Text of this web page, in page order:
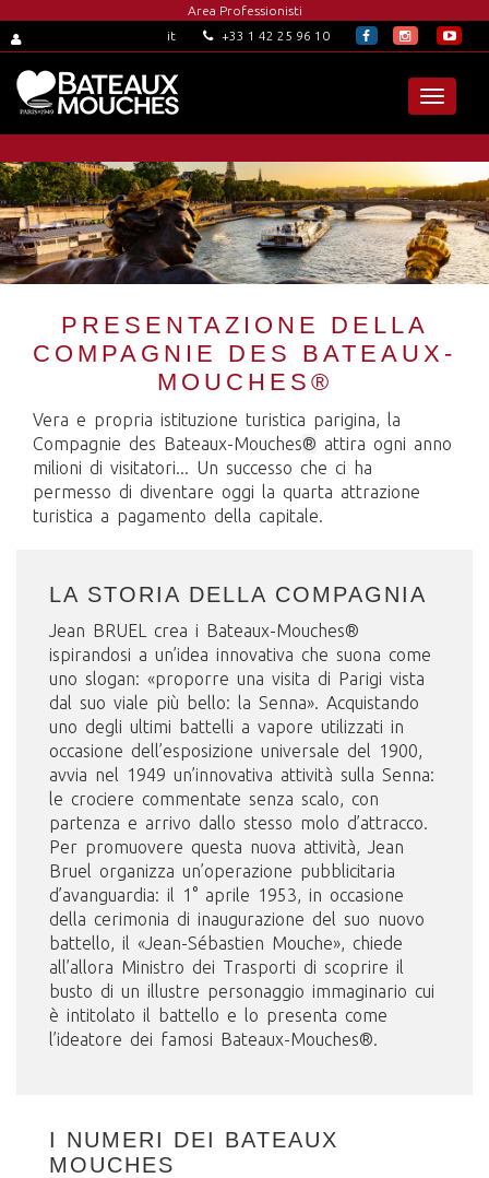
Area Professionisti
it
+33 1 42 25 96 10
Toggle
PRESENTAZIONE DELLA
COMPAGNIE DES BATEAUX-
MOUCHES®
Vera e propria istituzione turistica parigina, la
Compagnie des Bateaux-Mouches® attira ogni anno
milioni di visitatori... Un successo che ci ha
permesso di diventare oggi la quarta attrazione
turistica a pagamento della capitale.
LA STORIA DELLA COMPAGNIA
Jean BRUEL crea i Bateaux-Mouches®
ispirandosi a un’idea innovativa che suona come
uno slogan: «proporre una visita di Parigi vista
dal suo viale più bello: la Senna». Acquistando
uno degli ultimi battelli a vapore utilizzati in
occasione dell’esposizione universale del 1900,
avvia nel 1949 un’innovativa attività sulla Senna:
le crociere commentate senza scalo, con
partenza e arrivo dallo stesso molo d’attracco.
Per promuovere questa nuova attività, Jean
Bruel organizza un’operazione pubblicitaria
d’avanguardia: il 1° aprile 1953, in occasione
della cerimonia di inaugurazione del suo nuovo
battello, il «Jean-Sébastien Mouche», chiede
all’allora Ministro dei Trasporti di scoprire il
busto di un illustre personaggio immaginario cui
è intitolato il battello e lo presenta come
l’ideatore dei famosi Bateaux-Mouches®.
I NUMERI DEI BATEAUX
MOUCHES